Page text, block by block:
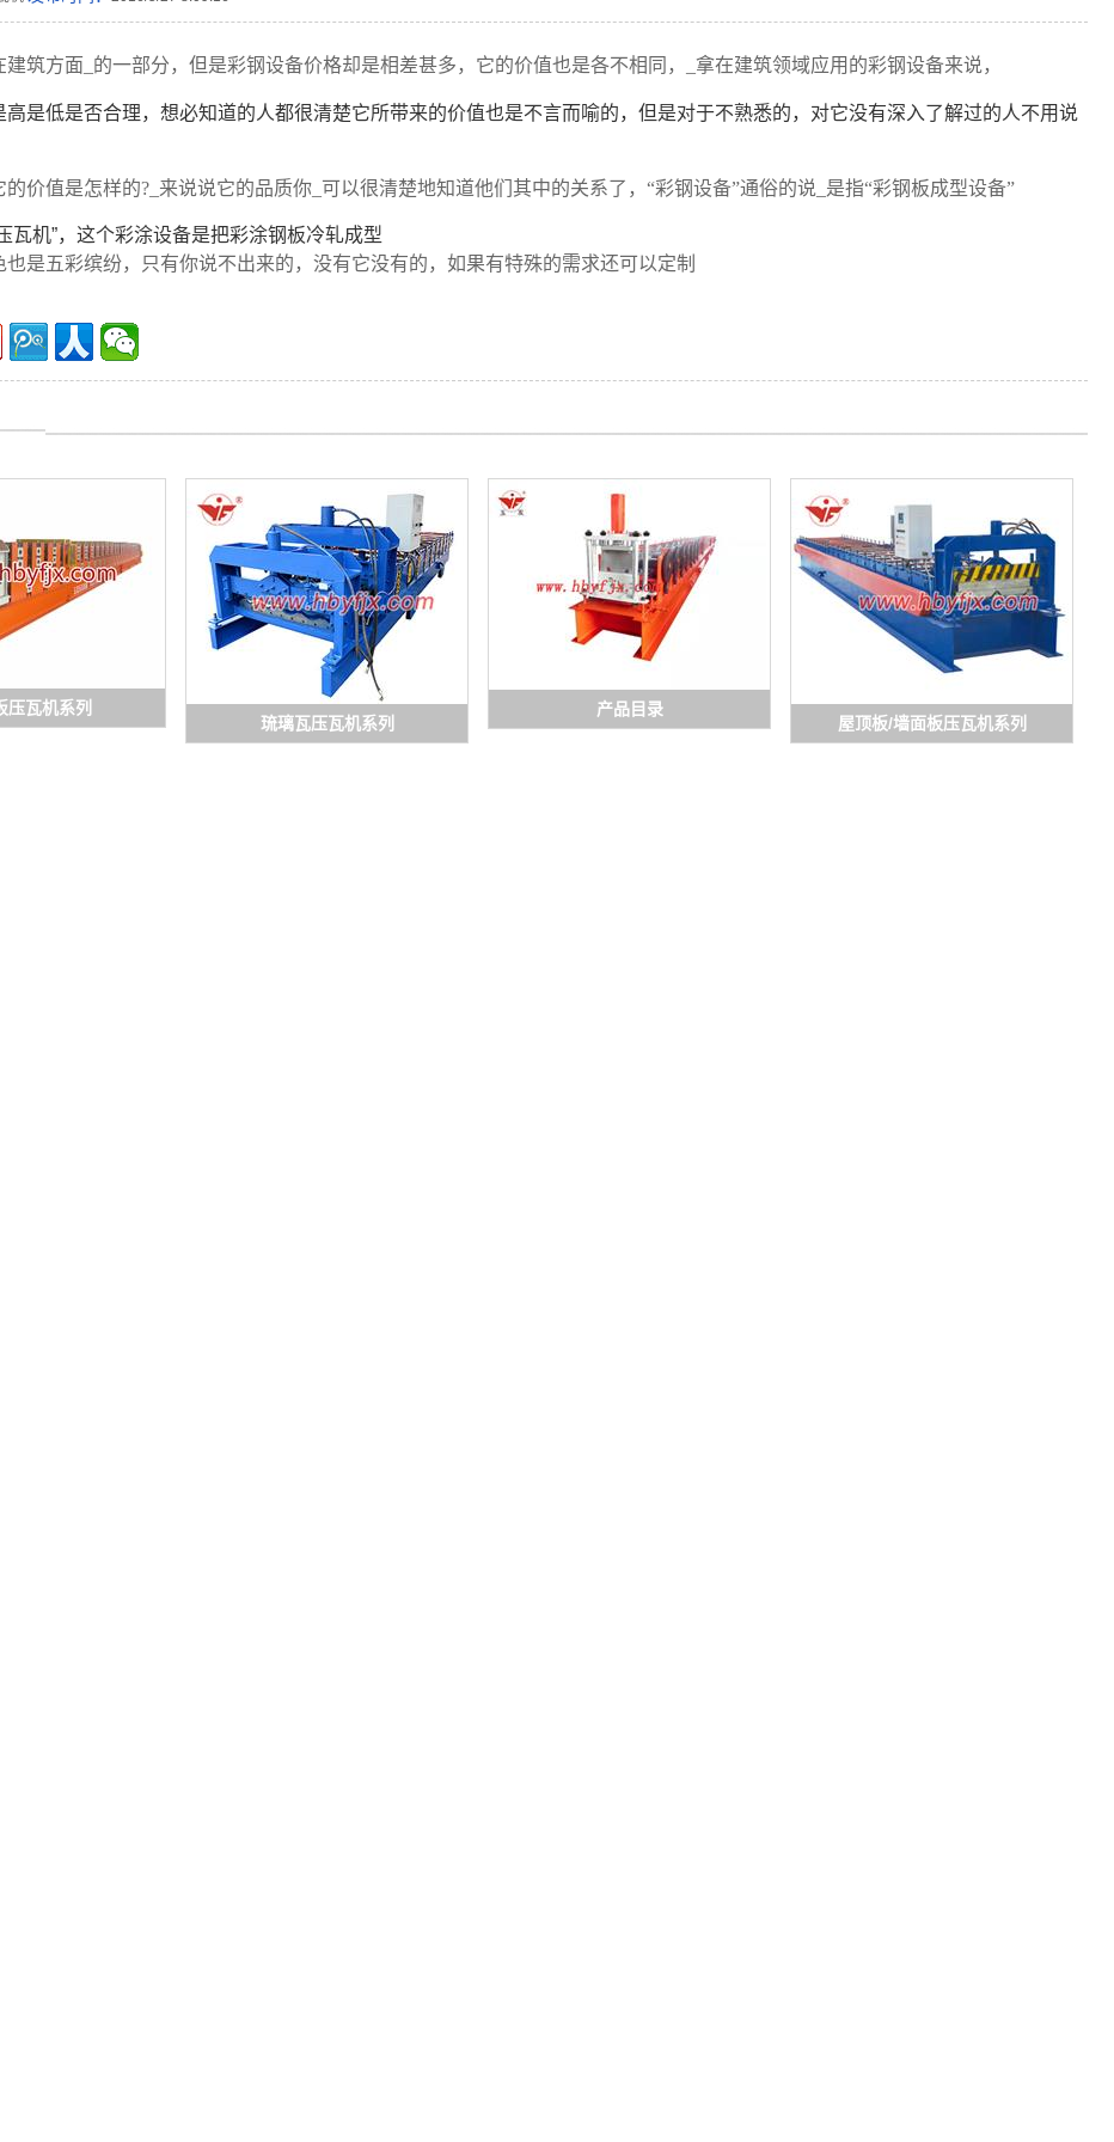
建筑方面_的一部分，但是彩钢设备价格却是相差甚多，它的价值也是各不相同，_拿在建筑领域应用的彩钢设备来说，
高是低是否合理，想必知道的人都很清楚它所带来的价值也是不言而喻的，但是对于不熟悉的，对它没有深入了解过的人不用说
的价值是怎样的?_来说说它的品质你_可以很清楚地知道他们其中的关系了，“彩钢设备”通俗的说_是指“彩钢板成型设备”
瓦机”，这个彩涂设备是把彩涂钢板冷轧成型
也是五彩缤纷，只有你说不出来的，没有它没有的，如果有特殊的需求还可以定制
压瓦机系列
琉璃瓦压瓦机系列
产品目录
屋顶板/墙面板压瓦机系列